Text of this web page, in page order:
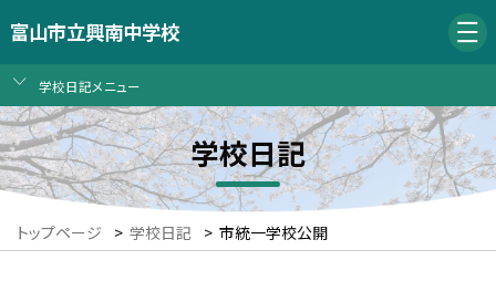
富山市立興南中学校
学校日記メニュー
学校日記
トップページ > 学校日記 > 市統一学校公開